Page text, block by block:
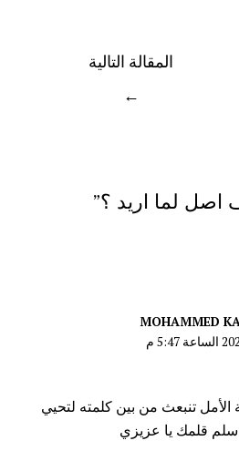
المقالة التالية
←
MOHAMMED
تنبعث من بين كلمته لتحيي
سلم قلمك يا عزيزي